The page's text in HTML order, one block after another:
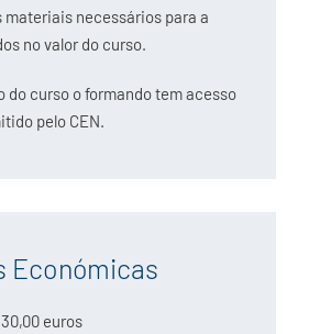
materiais necessários para a
no valor do curso.
do curso o formando tem acesso
pelo CEN.
Económicas
euros